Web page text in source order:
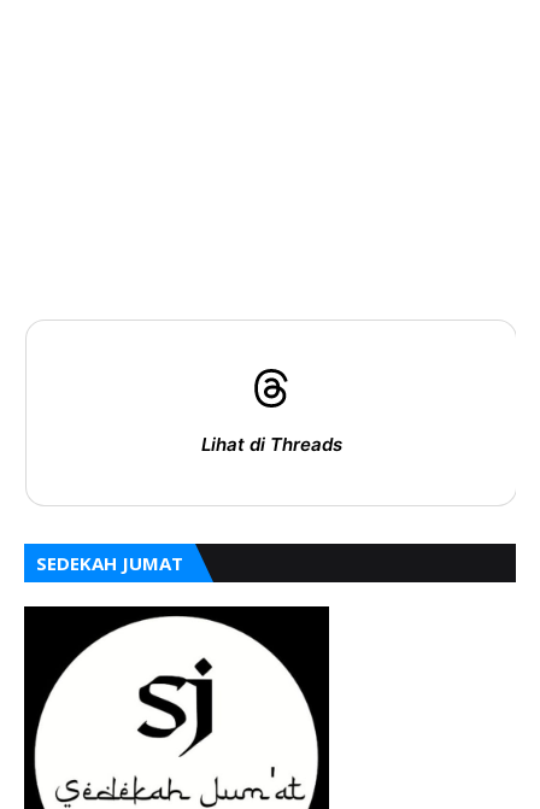
Lihat di Threads
SEDEKAH JUMAT